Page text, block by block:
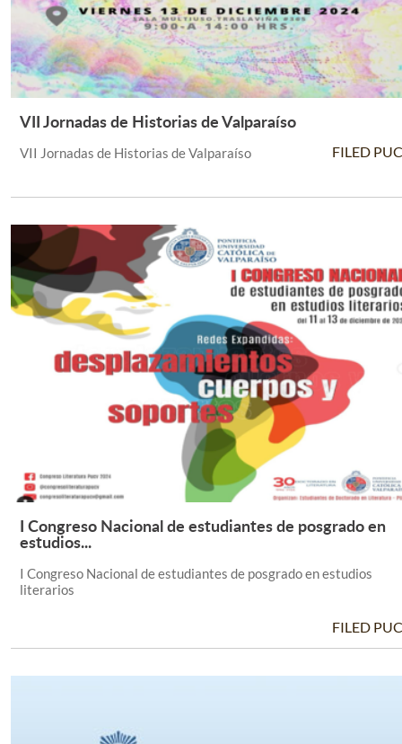
VII Jornadas de Historias de Valparaíso
VII Jornadas de Historias de Valparaíso FILED
Leer Más +
I Congreso Nacional de estudiantes de posgrado en
estudios...
I Congreso Nacional de estudiantes de posgrado en estudios
literarios
FILED